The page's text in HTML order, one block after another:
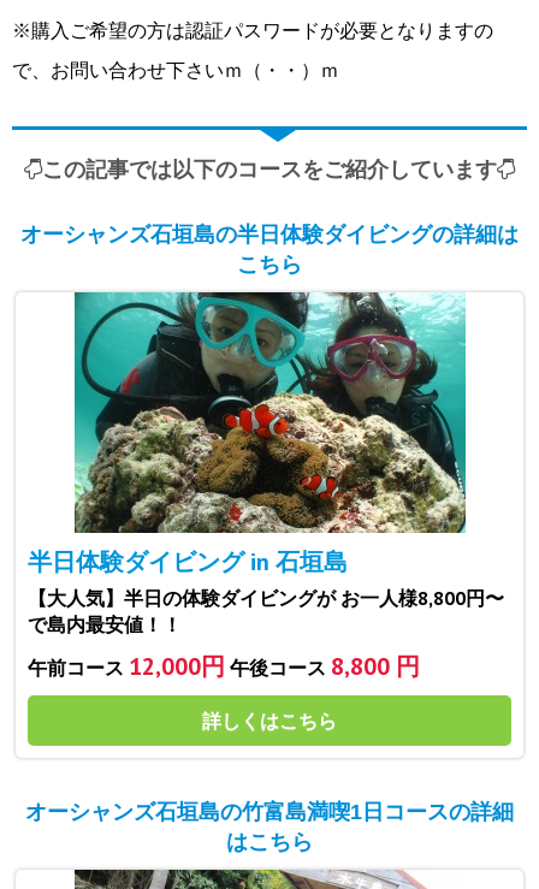
※購入ご希望の方は認証パスワードが必要となりますの
で、お問い合わせ下さいｍ（・・）ｍ
この記事では以下のコースをご紹介しています
オーシャンズ石垣島の半日体験ダイビングの詳細は
こちら
半日体験ダイビング in 石垣島
【大人気】半日の体験ダイビングが お一人様8,800円〜
で島内最安値！！
午前コース 12,000円 午後コース 8,800 円
詳しくはこちら
オーシャンズ石垣島の竹富島満喫1日コースの詳細
はこちら